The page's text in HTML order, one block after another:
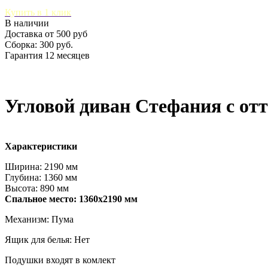
Купить в 1 клик
В наличии
Доставка от 500 руб
Сборка: 300 руб.
Гарантия 12 месяцев
Угловой диван Стефания с
Характеристики
Ширина: 2190 мм
Глубина: 1360 мм
Высота: 890 мм
Спальное место: 1360х2190 мм
Механизм: Пума
Ящик для белья: Нет
Подушки входят в комлект